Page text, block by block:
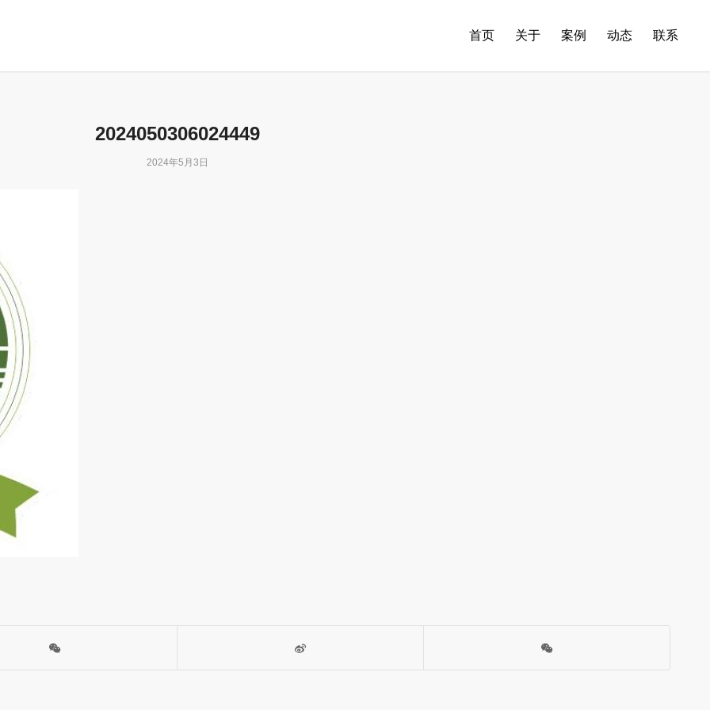
首页 关于 案例 动态 联系
2024050306024449
2024年5月3日